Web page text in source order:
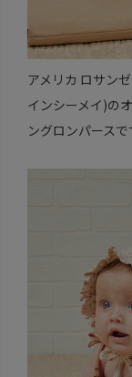
アメリカ ロサン
インシーメイ)の
ングロンパースで